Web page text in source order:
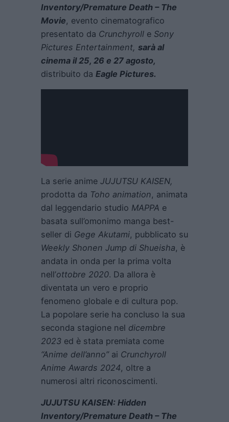
Inventory/Premature Death – The
Movie, evento cinematografico
presentato da Crunchyroll e Sony
Pictures Entertainment, sarà al
cinema il 25, 26 e 27 agosto,
distribuito da Eagle Pictures.
La serie anime JUJUTSU KAISEN,
prodotta da Toho animation, animata
dal leggendario studio MAPPA e
basata sull’omonimo manga best-
seller di Gege Akutami, pubblicato su
Weekly Shonen Jump di Shueisha, è
andata in onda per la prima volta
nell’ottobre 2020. Da allora è
diventata un vero e proprio
fenomeno globale e di cultura pop.
La popolare serie ha concluso la sua
seconda stagione nel dicembre
2023 ed è stata premiata come
“Anime dell’anno”ai Crunchyroll
Anime Awards 2024, oltre a
numerosi altri riconoscimenti.
JUJUTSU KAISEN: Hidden
Inventory/Premature Death – The